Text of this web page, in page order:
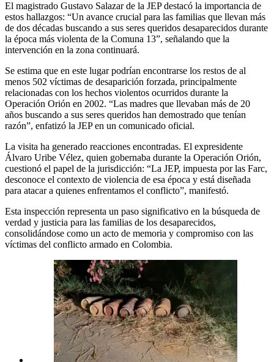
El magistrado Gustavo Salazar de la JEP destacó la importancia de
estos hallazgos: “Un avance crucial para las familias que llevan más
de dos décadas buscando a sus seres queridos desaparecidos durante
la época más violenta de la Comuna 13”, señalando que la
intervención en la zona continuará.
Se estima que en este lugar podrían encontrarse los restos de al
menos 502 víctimas de desaparición forzada, principalmente
relacionadas con los hechos violentos ocurridos durante la
Operación Orión en 2002. “Las madres que llevaban más de 20
años buscando a sus seres queridos han demostrado que tenían
razón”, enfatizó la JEP en un comunicado oficial.
La visita ha generado reacciones encontradas. El expresidente
Álvaro Uribe Vélez, quien gobernaba durante la Operación Orión,
cuestionó el papel de la jurisdicción: “La JEP, impuesta por las Farc,
desconoce el contexto de violencia de esa época y está diseñada
para atacar a quienes enfrentamos el conflicto”, manifestó.
Esta inspección representa un paso significativo en la búsqueda de
verdad y justicia para las familias de los desaparecidos,
consolidándose como un acto de memoria y compromiso con las
víctimas del conflicto armado en Colombia.